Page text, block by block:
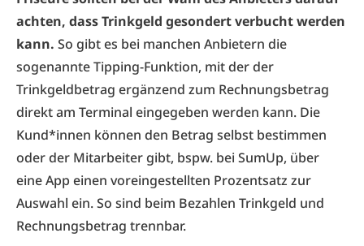
achten, dass Trinkgeld gesondert verbucht werden
kann. So gibt es bei manchen Anbietern die
sogenannte Tipping-Funktion, mit der der
Trinkgeldbetrag ergänzend zum Rechnungsbetrag
direkt am Terminal eingegeben werden kann. Die
Kund*innen können den Betrag selbst bestimmen
oder der Mitarbeiter gibt, bspw. bei SumUp, über
eine App einen voreingestellten Prozentsatz zur
Auswahl ein. So sind beim Bezahlen Trinkgeld und
Rechnungsbetrag trennbar.